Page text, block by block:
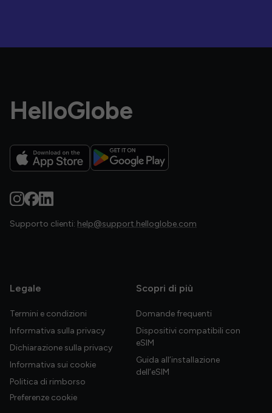
HelloGlobe
Supporto clienti: help@support.helloglobe.com
Legale
Termini e condizioni
Informativa sulla privacy
Dichiarazione sulla privacy
Informativa sui cookie
Politica di rimborso
Preferenze cookie
Scopri di più
Domande frequenti
Dispositivi compatibili con
eSIM
Guida all’installazione
dell’eSIM